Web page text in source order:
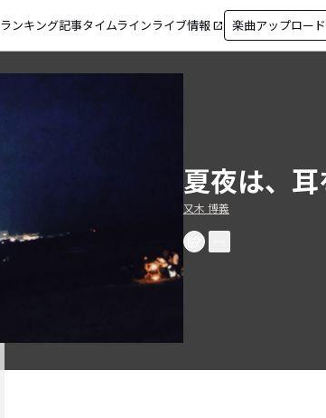
ランキング記事タイムラインライブ情報 open_in_new 楽曲アップロード
夏夜は、
又木 博義